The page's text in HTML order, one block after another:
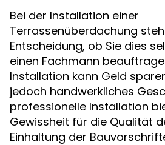
Bei der Installation einer
Terrassenüberdachung
Entscheidung, ob Sie dies
einen Fachmann
Installation kann Geld
jedoch handwerkliches
professionelle Installation
Gewissheit für die Qualität
Einhaltung der